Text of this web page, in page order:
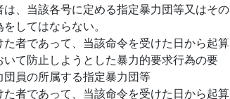
、当該各号に定める指定暴力団等又はその
してはならない。
者であって、当該命令を受けた日から起算
て防止しようとした暴力的要求行為の要
員の所属する指定暴力団等
者であって、当該命令を受けた日から起算